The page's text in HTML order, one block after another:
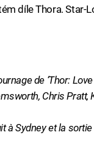
díle Thora. Star-
de ‘Thor: Love
Chris Pratt,
à Sydney et la